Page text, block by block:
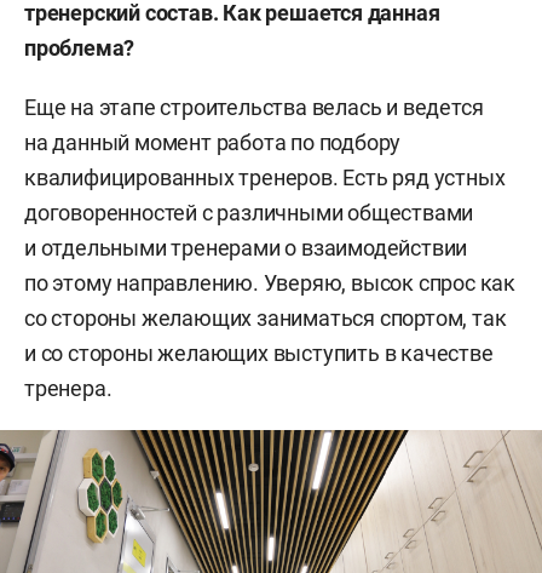
тренерский состав. Как решается данная
проблема?
Еще на этапе строительства велась и ведется
на данный момент работа по подбору
квалифицированных тренеров. Есть ряд устных
договоренностей с различными обществами
и отдельными тренерами о взаимодействии
по этому направлению. Уверяю, высок спрос как
со стороны желающих заниматься спортом, так
и со стороны желающих выступить в качестве
тренера.